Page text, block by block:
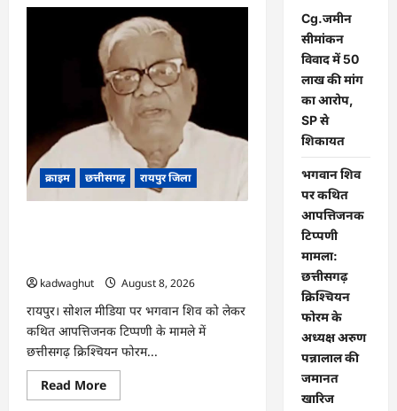
Cg.जमीन
सीमांकन
विवाद
में
50
लाख
की
मांग
का
आरोप,
SP
शिकायत
क्राइम छत्तीसगढ़ रायपुर जिला
kadwaghut
August 8, 2026
रायपुर। सोशल मीडिया पर भगवान शिव को लेकर
कथित आपत्तिजनक टिप्पणी के मामले में
छत्तीसगढ़ क्रिश्चियन फोरम...
Read MoreRead
more
Cg.जमीन
सीमांकन
विवाद में 50
लाख की मांग
का आरोप,
SP से
शिकायत
भगवान शिव
पर कथित
आपत्तिजनक
टिप्पणी
मामला:
छत्तीसगढ़
क्रिश्चियन
फोरम के
अध्यक्ष अरुण
पन्नालाल की
जमानत
खारिज